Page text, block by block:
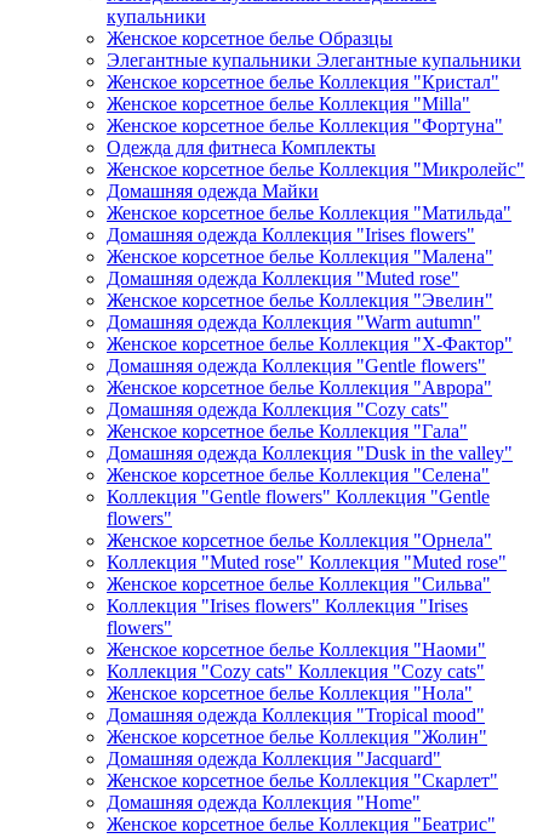
купальники
Женское корсетное белье Образцы
Элегантные купальники Элегантные купальники
Женское корсетное белье Коллекция "Кристал"
Женское корсетное белье Коллекция "Milla"
Женское корсетное белье Коллекция "Фортуна"
Одежда для фитнеса Комплекты
Женское корсетное белье Коллекция "Микролейс"
Домашняя одежда Майки
Женское корсетное белье Коллекция "Матильда"
Домашняя одежда Коллекция "Irises flowers"
Женское корсетное белье Коллекция "Малена"
Домашняя одежда Коллекция "Muted rose"
Женское корсетное белье Коллекция "Эвелин"
Домашняя одежда Коллекция "Warm autumn"
Женское корсетное белье Коллекция "Х-Фактор"
Домашняя одежда Коллекция "Gentle flowers"
Женское корсетное белье Коллекция "Аврора"
Домашняя одежда Коллекция "Cozy cats"
Женское корсетное белье Коллекция "Гала"
Домашняя одежда Коллекция "Dusk in the valley"
Женское корсетное белье Коллекция "Селена"
Коллекция "Gentle flowers" Коллекция "Gentle
flowers"
Женское корсетное белье Коллекция "Орнела"
Коллекция "Muted rose" Коллекция "Muted rose"
Женское корсетное белье Коллекция "Сильва"
Коллекция "Irises flowers" Коллекция "Irises
flowers"
Женское корсетное белье Коллекция "Наоми"
Коллекция "Cozy cats" Коллекция "Cozy cats"
Женское корсетное белье Коллекция "Нола"
Домашняя одежда Коллекция "Tropical mood"
Женское корсетное белье Коллекция "Жолин"
Домашняя одежда Коллекция "Jacquard"
Женское корсетное белье Коллекция "Скарлет"
Домашняя одежда Коллекция "Home"
Женское корсетное белье Коллекция "Беатрис"